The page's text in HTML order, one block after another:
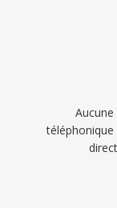
téléphonique